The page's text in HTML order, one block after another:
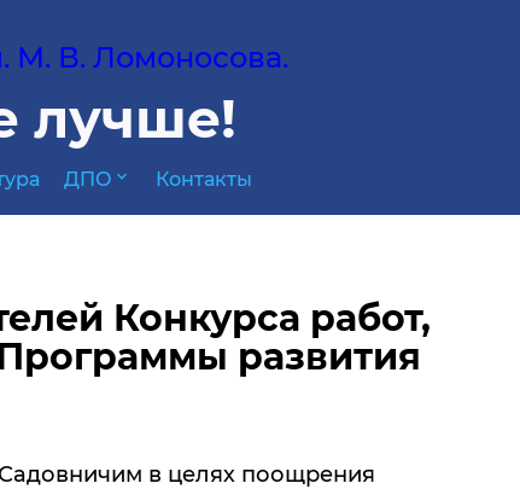
М. В. Ломоносова.
лучше!
ДПО expand_more Контакты
Конкурса работ,
развития
в целях поощрения